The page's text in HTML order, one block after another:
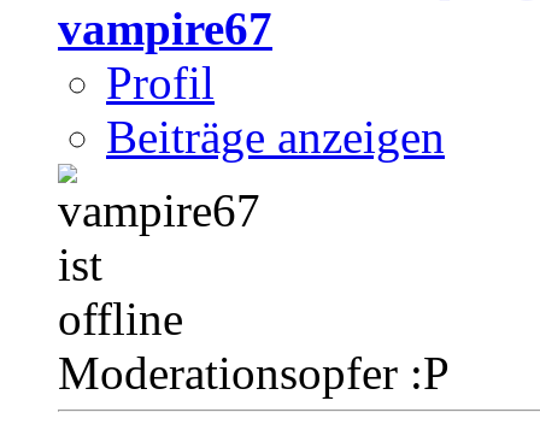
vampire67
Profil
Beiträge anzeigen
Moderationsopfer :P